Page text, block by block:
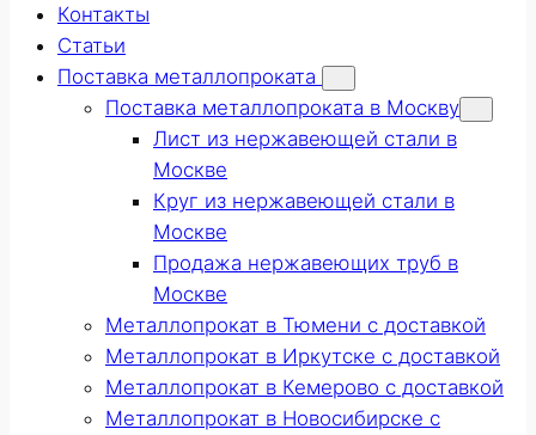
Контакты
Статьи
Поставка металлопроката
Поставка металлопроката в Москву
Лист из нержавеющей стали в
Москве
Круг из нержавеющей стали в
Москве
Продажа нержавеющих труб в
Москве
Металлопрокат в Тюмени с доставкой
Металлопрокат в Иркутске с доставкой
Металлопрокат в Кемерово с доставкой
Металлопрокат в Новосибирске с